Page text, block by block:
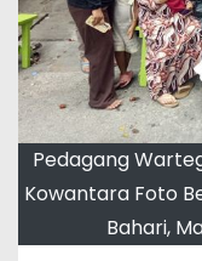
Pedagang
Kowantara Foto
Bahari,